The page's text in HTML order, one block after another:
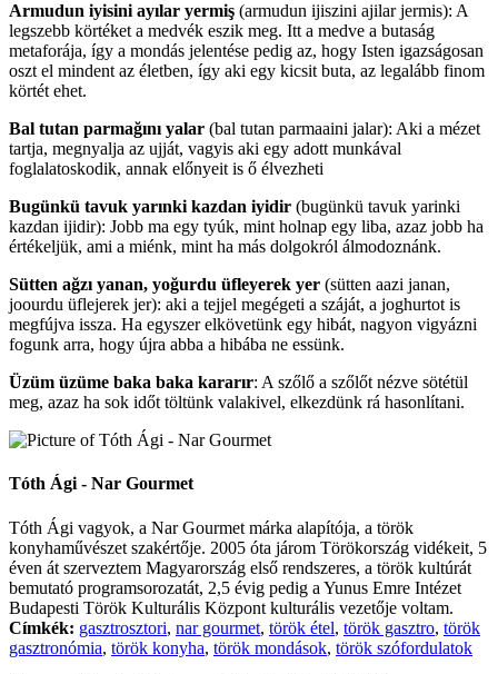
Armudun iyisini ayılar yermiş (armudun ijiszini ajilar jermis): A
legszebb körtéket a medvék eszik meg. Itt a medve a butaság
metaforája, így a mondás jelentése pedig az, hogy Isten igazságosan
oszt el mindent az életben, így aki egy kicsit buta, az legalább finom
körtét ehet.
Bal tutan parmağını yalar (bal tutan parmaaini jalar): Aki a mézet
tartja, megnyalja az ujját, vagyis aki egy adott munkával
foglalatoskodik, annak előnyeit is ő élvezheti
Bugünkü tavuk yarınki kazdan iyidir (bugünkü tavuk yarinki
kazdan ijidir): Jobb ma egy tyúk, mint holnap egy liba, azaz jobb ha
értékeljük, ami a miénk, mint ha más dolgokról álmodoznánk.
Sütten ağzı yanan, yoğurdu üfleyerek yer (sütten aazi janan,
joourdu üflejerek jer): aki a tejjel megégeti a száját, a joghurtot is
megfújva issza. Ha egyszer elkövetünk egy hibát, nagyon vigyázni
fogunk arra, hogy újra abba a hibába ne essünk.
Üzüm üzüme baka baka kararır: A szőlő a szőlőt nézve sötétül
meg, azaz ha sok időt töltünk valakivel, elkezdünk rá hasonlítani.
Tóth Ági - Nar Gourmet
Tóth Ági vagyok, a Nar Gourmet márka alapítója, a török
konyhaművészet szakértője. 2005 óta járom Törökország vidékeit, 5
éven át szerveztem Magyarország első rendszeres, a török kultúrát
bemutató programsorozatát, 2,5 évig pedig a Yunus Emre Intézet
Budapesti Török Kulturális Központ kulturális vezetője voltam.
Címkék: gasztrosztori, nar gourmet, török étel, török gasztro, török
gasztronómia, török konyha, török mondások, török szófordulatok